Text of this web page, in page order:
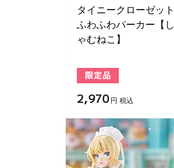
タイニークローゼット
ふわふわパーカー【し
ゃむねこ】
2,970 円 税込